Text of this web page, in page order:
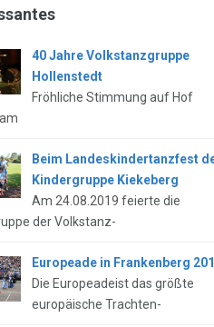
40 Jahre Volkstanzgruppe
Hollenstedt
Fröhliche Stimmung auf Hof
Beim Landeskindertanzfest
Kindergruppe Kiekeberg
Am 24.08.2019 feierte die
der Volkstanz-
Europeade in Frankenberg
Die Europeadeist das größte
europäische Trachten-